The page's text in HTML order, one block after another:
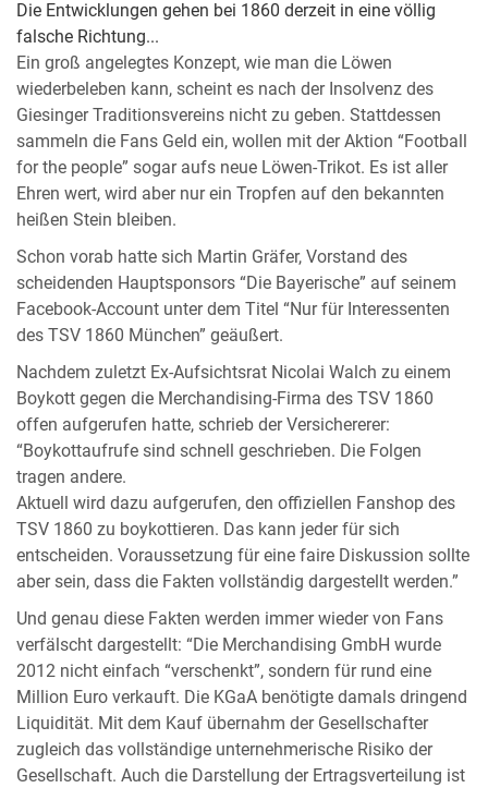
Die Entwicklungen gehen bei 1860 derzeit in eine völlig
falsche Richtung...
Ein groß angelegtes Konzept, wie man die Löwen
wiederbeleben kann, scheint es nach der Insolvenz des
Giesinger Traditionsvereins nicht zu geben. Stattdessen
sammeln die Fans Geld ein, wollen mit der Aktion “Football
for the people” sogar aufs neue Löwen-Trikot. Es ist aller
Ehren wert, wird aber nur ein Tropfen auf den bekannten
heißen Stein bleiben.
Schon vorab hatte sich Martin Gräfer, Vorstand des
scheidenden Hauptsponsors “Die Bayerische” auf seinem
Facebook-Account unter dem Titel “Nur für Interessenten
des TSV 1860 München” geäußert.
Nachdem zuletzt Ex-Aufsichtsrat Nicolai Walch zu einem
Boykott gegen die Merchandising-Firma des TSV 1860
offen aufgerufen hatte, schrieb der Versichererer:
“Boykottaufrufe sind schnell geschrieben. Die Folgen
tragen andere.
Aktuell wird dazu aufgerufen, den offiziellen Fanshop des
TSV 1860 zu boykottieren. Das kann jeder für sich
entscheiden. Voraussetzung für eine faire Diskussion sollte
aber sein, dass die Fakten vollständig dargestellt werden.”
Und genau diese Fakten werden immer wieder von Fans
verfälscht dargestellt: “Die Merchandising GmbH wurde
2012 nicht einfach “verschenkt”, sondern für rund eine
Million Euro verkauft. Die KGaA benötigte damals dringend
Liquidität. Mit dem Kauf übernahm der Gesellschafter
zugleich das vollständige unternehmerische Risiko der
Gesellschaft. Auch die Darstellung der Ertragsverteilung ist